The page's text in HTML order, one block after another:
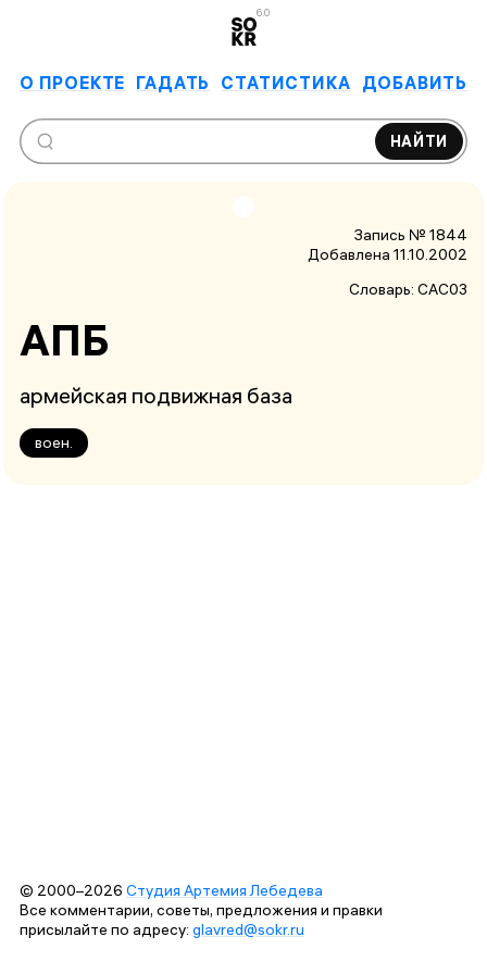
6.0
О ПРОЕКТЕ ГАДАТЬ СТАТИСТИКА ДОБАВИТЬ
НАЙТИ
Запись № 1844
Добавлена 11.10.2002
Словарь: САС03
АПБ
армейская подвижная база
воен.
© 2000–2026 Студия Артемия Лебедева
Все комментарии, советы, предложения и правки
присылайте по адресу: glavred@sokr.ru